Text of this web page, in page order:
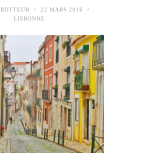
• 22 MARS 2016 •
LISBONNE